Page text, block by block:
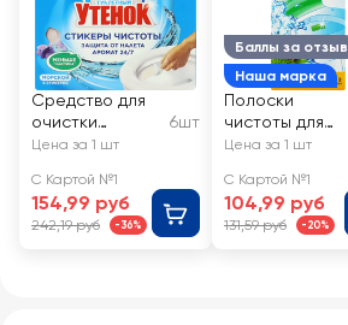
Средство для
очистки
унитаза
УТЕНОК Стикер
чистоты
Морской 5+1
6шт
Цена за 1 шт
С Картой №1
154,99 руб
242,19 руб -36%
Баллы за отзыв
Наша марка
Полоски
чистоты для
унитаза ЛЕНТА
Цена за 1 шт
С Картой №1
104,99 руб
131,59 руб -20%